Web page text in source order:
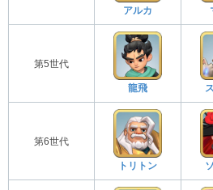
アルカ
第5世代
龍飛
第6世代
トリトン